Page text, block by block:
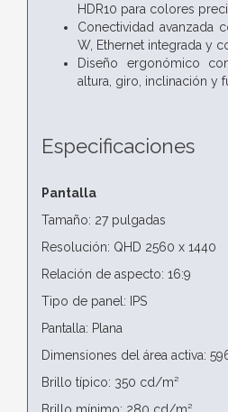
HDR10 para colores
Conectividad avanzada
W, Ethernet integrada y
Diseño ergonómico
altura, giro, inclinación y
Especificaciones
Pantalla
Tamaño: 27 pulgadas
Resolución: QHD 2560 x 1440
Relación de aspecto: 16:9
Tipo de panel: IPS
Pantalla: Plana
Dimensiones del área activa:
Brillo típico: 350 cd/m²
Brillo mínimo: 280 cd/m²